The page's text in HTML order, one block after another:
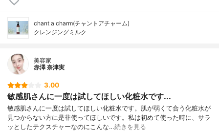
chant a charm(チャントアチャーム)
クレンジングミルク
美容家
赤澤 奈津実
3.00
敏感肌さんに一度は試してほしい化粧水です...
敏感肌さんに一度は試してほしい化粧水です。肌が弱くて合う化粧水が
見つからない方に是非使ってほしいです。私は初めて使った時に、サラ
ッとしたテクスチャーなのにこんな…続きを見る